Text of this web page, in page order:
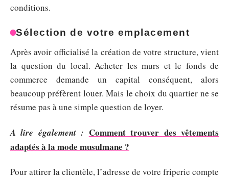
conditions.
Sélection de votre emplacement
Après avoir officialisé la création de votre structure, vient
la question du local. Acheter les murs et le fonds de
commerce demande un capital conséquent, alors
beaucoup préfèrent louer. Mais le choix du quartier ne se
résume pas à une simple question de loyer.
A lire également : Comment trouver des vêtements
adaptés à la mode musulmane ?
Pour attirer la clientèle, l’adresse de votre friperie compte